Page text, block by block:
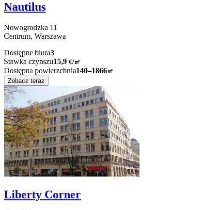
Nautilus
Nowogrodzka 11
Centrum, Warszawa
Dostępne biura3
Stawka czynszu15,9 €/㎡
Dostępna powierzchnia140–1866㎡
Zobacz teraz
Liberty Corner